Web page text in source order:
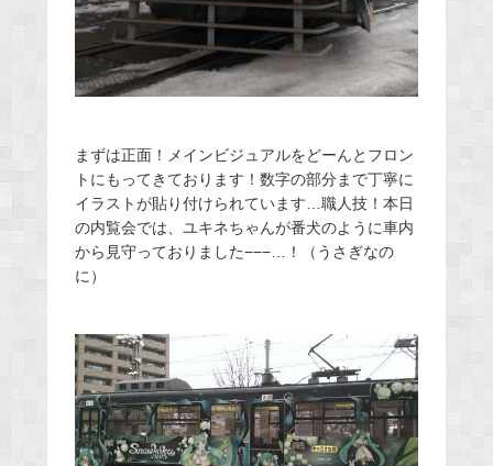
まずは正面！メインビジュアルをどーんとフロン
トにもってきております！数字の部分まで丁寧に
イラストが貼り付けられています…職人技！本日
の内覧会では、ユキネちゃんが番犬のように車内
から見守っておりました−−−…！（うさぎなの
に）